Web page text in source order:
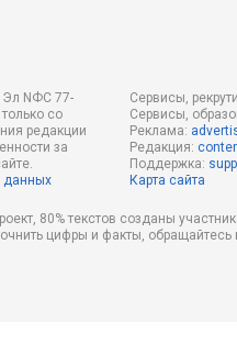
Эл NФС 77-
со
редакции
за
данных
Сервисы,
Сервисы,
Реклама:
Редакция:
Поддержка:
Карта сайта
80% текстов созданы
цифры и факты,